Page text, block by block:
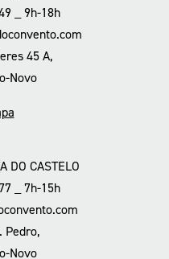
_ 9h-18h
45 A,
Novo
DO CASTELO
_ 7h-15h
Pedro,
Novo